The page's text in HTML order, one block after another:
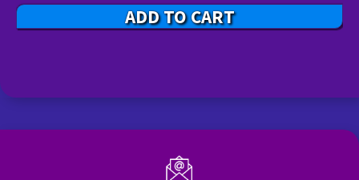
ADD TO CART